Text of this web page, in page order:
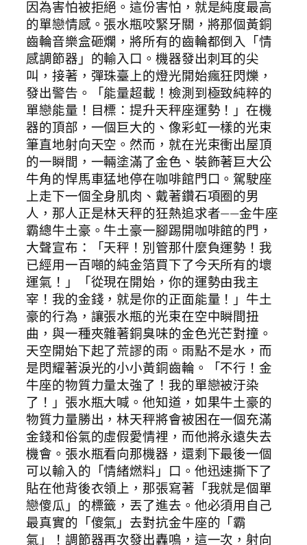
因為害怕被拒絕。這份害怕，就是純度最高
的單戀情感。張水瓶咬緊牙關，將那個黃銅
齒輪音樂盒砸爛，將所有的齒輪都倒入「情
感調節器」的輸入口。機器發出刺耳的尖
叫，接著，彈珠臺上的燈光開始瘋狂閃爍，
發出警告。「能量超載！檢測到極致純粹的
單戀能量！目標：提升天秤座運勢！」在機
器的頂部，一個巨大的、像彩虹一樣的光束
筆直地射向天空。然而，就在光束衝出屋頂
的一瞬間，一輛塗滿了金色、裝飾著巨大公
牛角的悍馬車猛地停在咖啡館門口。駕駛座
上走下一個全身肌肉、戴著鑽石項圈的男
人，那人正是林天秤的狂熱追求者——金牛座
霸總牛土豪。牛土豪一腳踢開咖啡館的門，
大聲宣布：「天秤！別管那什麼負運勢！我
已經用一百噸的純金箔買下了今天所有的壞
運氣！」「從現在開始，你的運勢由我主
宰！我的金錢，就是你的正面能量！」牛土
豪的行為，讓張水瓶的光束在空中瞬間扭
曲，與一種夾雜著銅臭味的金色光芒對撞。
天空開始下起了荒謬的雨。雨點不是水，而
是閃耀著淚光的小小黃銅齒輪。「不行！金
牛座的物質力量太強了！我的單戀被汙染
了！」張水瓶大喊。他知道，如果牛土豪的
物質力量勝出，林天秤將會被困在一個充滿
金錢和俗氣的虛假愛情裡，而他將永遠失去
機會。張水瓶看向那機器，還剩下最後一個
可以輸入的「情緒燃料」口。他迅速撕下了
貼在他背後衣領上，那張寫著「我就是個單
戀傻瓜」的標籤，丟了進去。他必須用自己
最真實的「傻氣」去對抗金牛座的「霸
氣」！調節器再次發出轟鳴，這一次，射向